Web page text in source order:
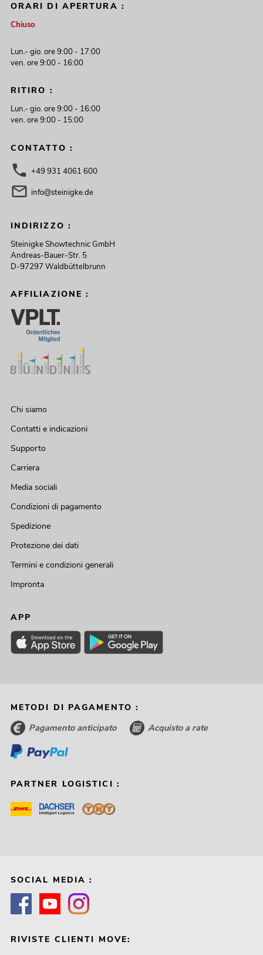
ORARI DI APERTURA :
Chiuso
Lun.- gio. ore 9:00 - 17:00
ven. ore 9:00 - 16:00
RITIRO :
Lun.- gio. ore 9:00 - 16:00
ven. ore 9:00 - 15:00
CONTATTO :
+49 931 4061 600
info@steinigke.de
INDIRIZZO :
Steinigke Showtechnic GmbH
Andreas-Bauer-Str. 5
D-97297 Waldbüttelbrunn
AFFILIAZIONE :
Chi siamo
Contatti e indicazioni
Supporto
Carriera
Media sociali
Condizioni di pagamento
Spedizione
Protezione dei dati
Termini e condizioni generali
Impronta
APP
METODI DI PAGAMENTO :
Pagamento anticipato Acquisto a rate
PARTNER LOGISTICI :
SOCIAL MEDIA :
RIVISTE CLIENTI MOVE: